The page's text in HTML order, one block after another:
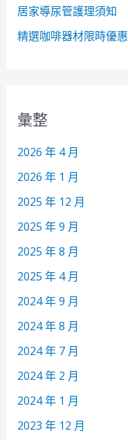
居家導尿管護理須知
精選咖啡器材限時優惠
彙整
2026 年 4 月
2026 年 1 月
2025 年 12 月
2025 年 9 月
2025 年 8 月
2025 年 4 月
2024 年 9 月
2024 年 8 月
2024 年 7 月
2024 年 2 月
2024 年 1 月
2023 年 12 月